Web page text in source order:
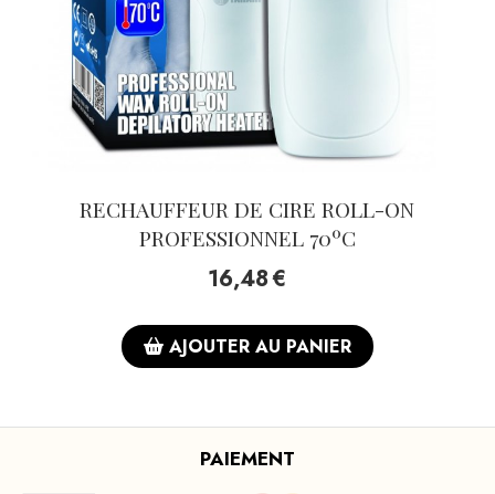
RECHAUFFEUR DE CIRE ROLL-ON
PROFESSIONNEL 70ºC
16,48€
AJOUTER AU PANIER
PAIEMENT